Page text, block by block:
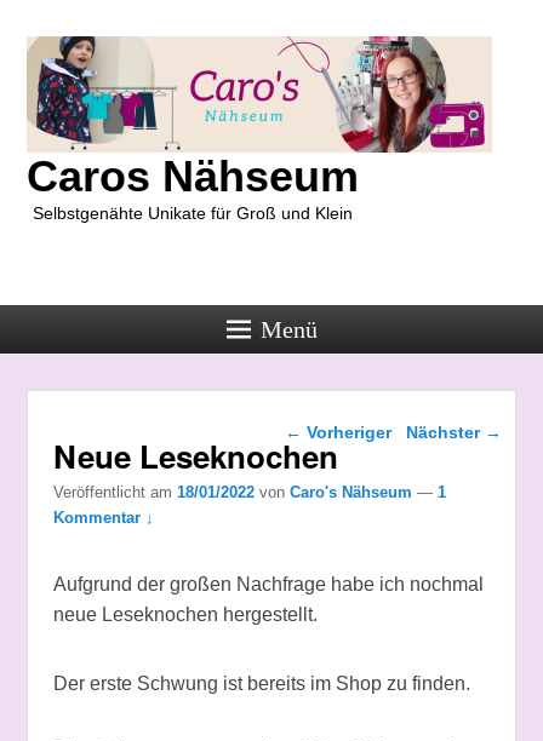
Caros Nähseum
Selbstgenähte Unikate für Groß und Klein
Menü
Beitragsnavigation
← Vorheriger Nächster →
Neue Leseknochen
Veröffentlicht am 18/01/2022 von Caro's Nähseum — 1
Kommentar ↓
Aufgrund der großen Nachfrage habe ich nochmal
neue Leseknochen hergestellt.
Der erste Schwung ist bereits im Shop zu finden.